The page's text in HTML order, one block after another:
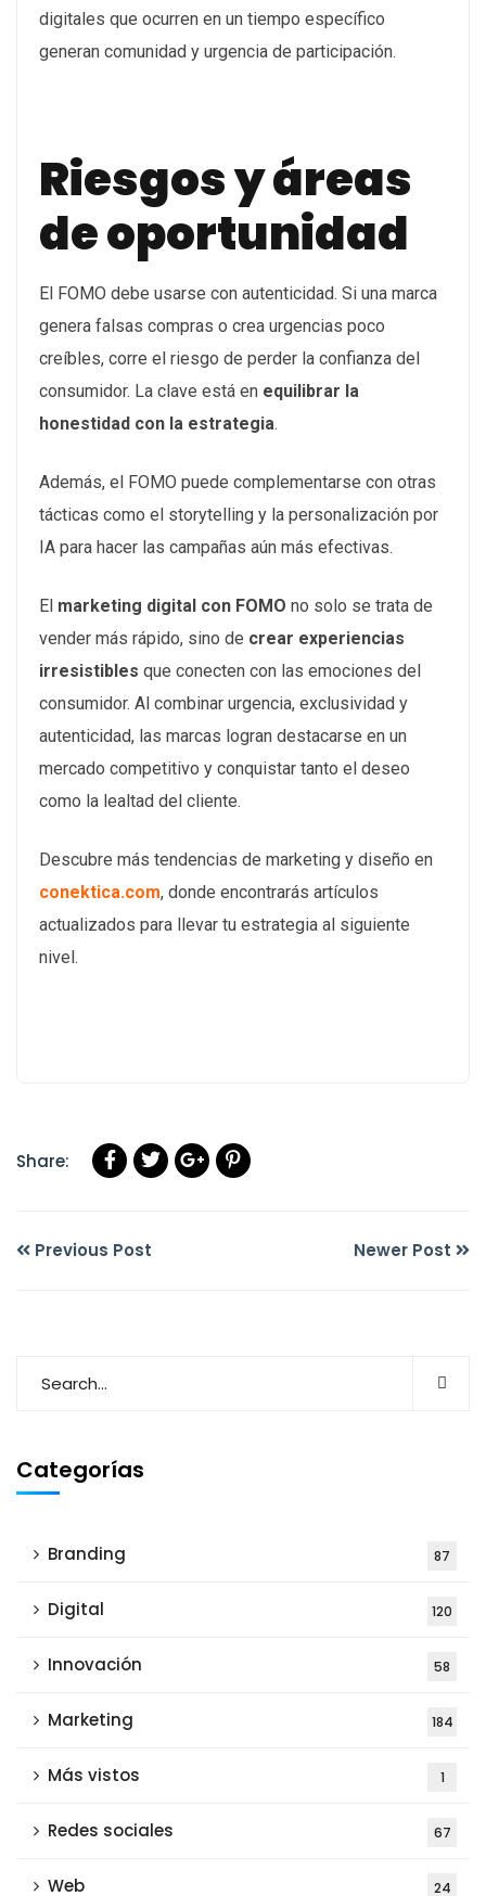
digitales que ocurren en un tiempo específico
generan comunidad y urgencia de participación.
Riesgos y áreas
de oportunidad
El FOMO debe usarse con autenticidad. Si una marca
genera falsas compras o crea urgencias poco
creíbles, corre el riesgo de perder la confianza del
consumidor. La clave está en equilibrar la
honestidad con la estrategia.
Además, el FOMO puede complementarse con otras
tácticas como el storytelling y la personalización por
IA para hacer las campañas aún más efectivas.
El marketing digital con FOMO no solo se trata de
vender más rápido, sino de crear experiencias
irresistibles que conecten con las emociones del
consumidor. Al combinar urgencia, exclusividad y
autenticidad, las marcas logran destacarse en un
mercado competitivo y conquistar tanto el deseo
como la lealtad del cliente.
Descubre más tendencias de marketing y diseño en
conektica.com, donde encontrarás artículos
actualizados para llevar tu estrategia al siguiente
nivel.
Share:
Previous Post Newer Post
Categorías
Branding 87
Digital 120
Innovación 58
Marketing 184
Más vistos 1
Redes sociales 67
Web 24